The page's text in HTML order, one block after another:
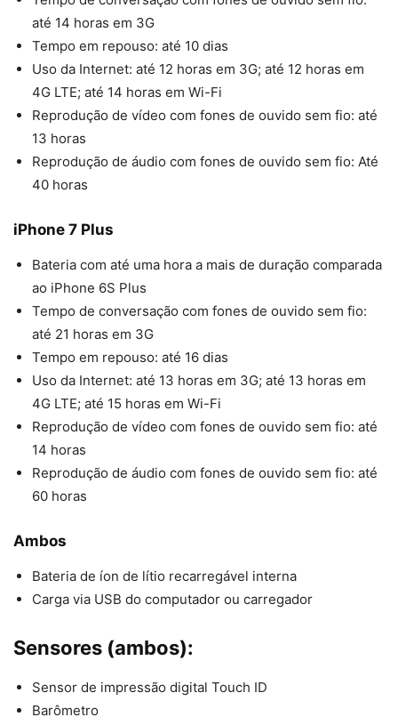
até 14 horas em 3G
Tempo em repouso: até 10 dias
Uso da Internet: até 12 horas em 3G; até 12 horas em
4G LTE; até 14 horas em Wi-Fi
Reprodução de vídeo com fones de ouvido sem fio: até
13 horas
Reprodução de áudio com fones de ouvido sem fio: Até
40 horas
iPhone 7 Plus
Bateria com até uma hora a mais de duração comparada
ao iPhone 6S Plus
Tempo de conversação com fones de ouvido sem fio:
até 21 horas em 3G
Tempo em repouso: até 16 dias
Uso da Internet: até 13 horas em 3G; até 13 horas em
4G LTE; até 15 horas em Wi-Fi
Reprodução de vídeo com fones de ouvido sem fio: até
14 horas
Reprodução de áudio com fones de ouvido sem fio: até
60 horas
Ambos
Bateria de íon de lítio recarregável interna
Carga via USB do computador ou carregador
Sensores (ambos):
Sensor de impressão digital Touch ID
Barômetro